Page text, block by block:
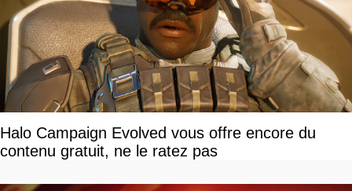
Halo Campaign Evolved vous offre encore du
contenu gratuit, ne le ratez pas